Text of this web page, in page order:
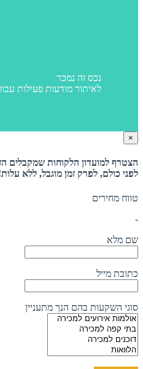
נכס זה נמכר
לאיתור מודעות פעילות
×
הצטרף למועדון הלקוחות שמקבלים
לפני כולם, לפרק זמן מוגבל, ללא
טווח מחירים
-
שם מלא
כתובת מייל
סוגי השקעות בהם הנך מתעניין